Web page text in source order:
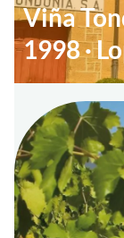
Viña
1998 ·